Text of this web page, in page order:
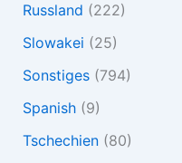
Russland (222)
Slowakei (25)
Sonstiges(794)
Spanish(9)
Tschechien(80)